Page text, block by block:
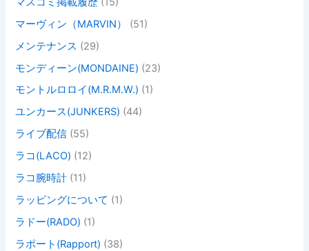
マーヴィン（MARVIN）
(51)
メンテナンス (29)
モンディーン(MONDAINE) (23)
モントルロロイ(M.R.M.W.) (1)
ユンカース(JUNKERS) (44)
ライブ配信 (55)
ラコ(LACO) (12)
ラコ腕時計 (11)
ラッピングについて (1)
ラドー(RADO) (1)
ラポート(Rapport) (38)